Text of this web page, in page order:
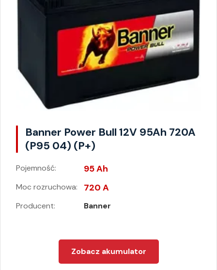
Banner Power Bull 12V 95Ah 720A
(P95 04) (P+)
Pojemność: 95 Ah
Moc rozruchowa: 720 A
Producent: Banner
Zobacz akumulator